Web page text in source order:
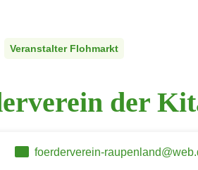
Veranstalter Flohmarkt
der
foerderverein-